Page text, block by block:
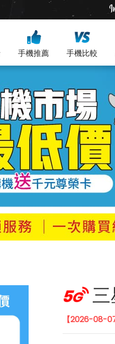
手機推薦 手機比較
【2026-08-